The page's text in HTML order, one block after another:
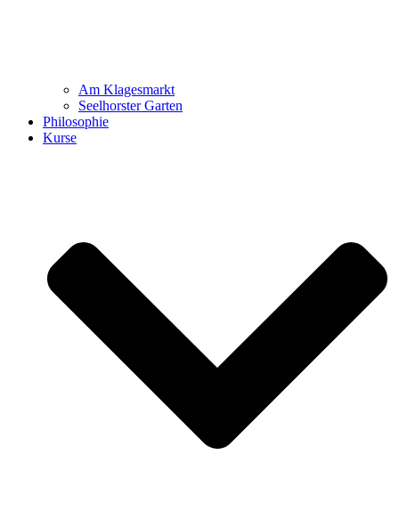
Am Klagesmarkt
Seelhorster Garten
Philosophie
Kurse